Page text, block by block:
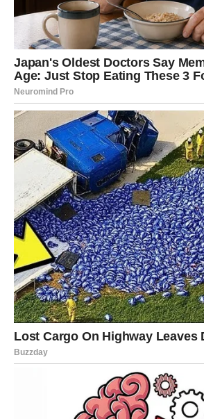
umiješajte brašno, sir, margarin i sol.
tijesto i ostavite da se diže 30 minuta.
Zatim razvaljajte tijesto što tanje možete
oblikujete u roladu.
Ostavite tijesto da odstoji dodatnih 10
valjkom za tijesto još jednom razvaljajte.
Kalupom ili čašom izrežite pogačice i
pleh. Premažite vrhove razmućenim
na 200 stupnjeva.